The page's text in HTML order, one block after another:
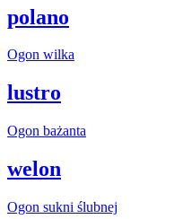
polano
Ogon wilka
lustro
Ogon bażanta
welon
Ogon sukni ślubnej